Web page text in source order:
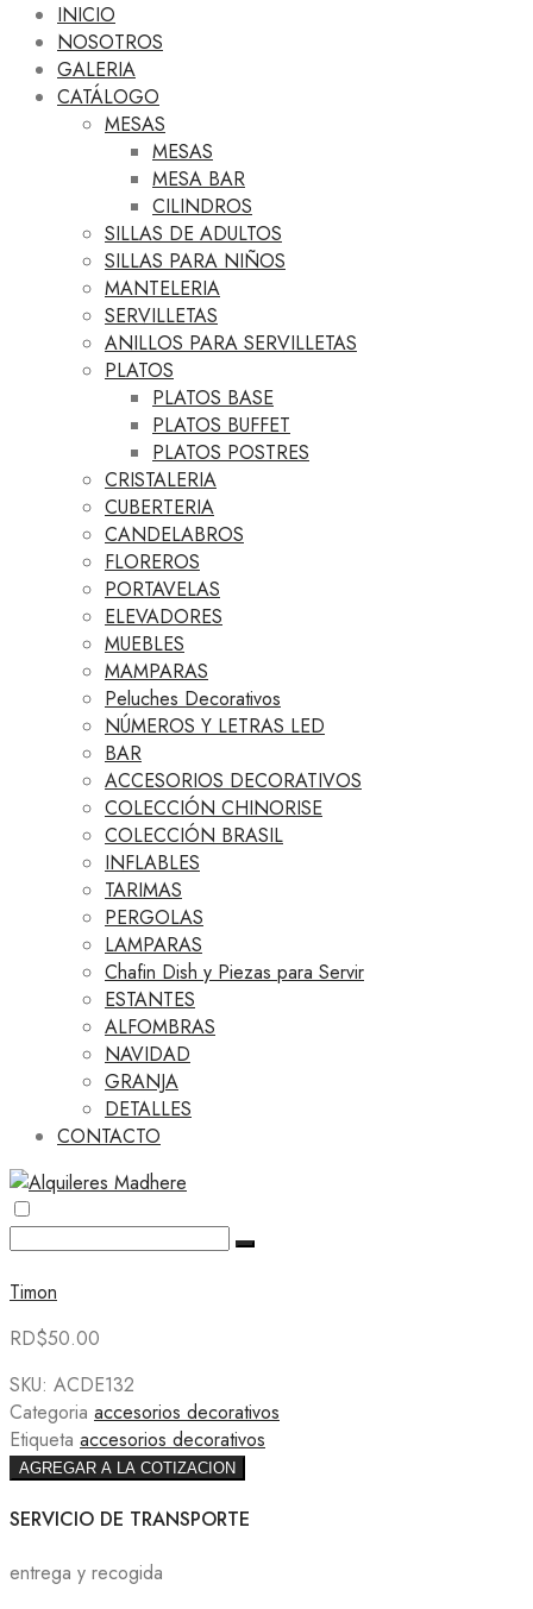
INICIO
NOSOTROS
GALERIA
CATÁLOGO
MESAS
MESAS
MESA BAR
CILINDROS
SILLAS DE ADULTOS
SILLAS PARA NIÑOS
MANTELERIA
SERVILLETAS
ANILLOS PARA SERVILLETAS
PLATOS
PLATOS BASE
PLATOS BUFFET
PLATOS POSTRES
CRISTALERIA
CUBERTERIA
CANDELABROS
FLOREROS
PORTAVELAS
ELEVADORES
MUEBLES
MAMPARAS
Peluches Decorativos
NÚMEROS Y LETRAS LED
BAR
ACCESORIOS DECORATIVOS
COLECCIÓN CHINORISE
COLECCIÓN BRASIL
INFLABLES
TARIMAS
PERGOLAS
LAMPARAS
Chafin Dish y Piezas para Servir
ESTANTES
ALFOMBRAS
NAVIDAD
GRANJA
DETALLES
CONTACTO
Timon
RD$50.00
SKU: ACDE132
Categoria accesorios decorativos
Etiqueta accesorios decorativos
AGREGAR A LA COTIZACION
SERVICIO DE TRANSPORTE
entrega y recogida